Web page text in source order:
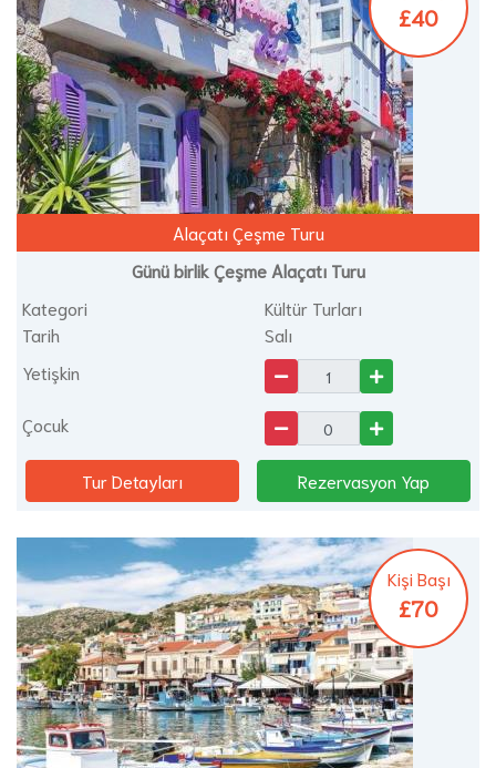
Alaçatı Çeşme Turu
Günü birlik Çeşme Alaçatı Turu
£40
Kategori
Kültür Turları
Tarih
Salı
Yetişkin
Çocuk
Tur Detayları Rezervasyon Yap
Kişi Başı
£70